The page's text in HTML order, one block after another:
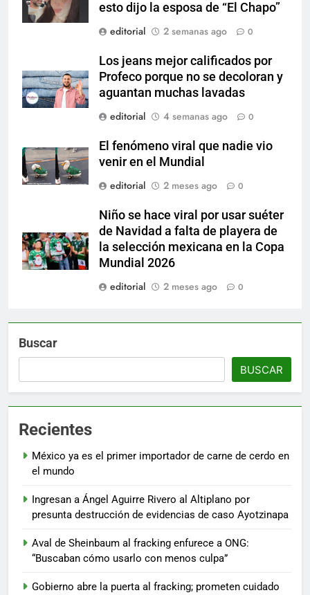
esto dijo la esposa de “El Chapo”
editorial
2 semanas ago 0
Los jeans mejor calificados por
Profeco porque no se decoloran y
aguantan muchas lavadas
editorial
4 semanas ago 0
El fenómeno viral que nadie vio
venir en el Mundial
editorial
2 meses ago 0
Niño se hace viral por usar suéter
de Navidad a falta de playera de
la selección mexicana en la Copa
Mundial 2026
editorial
2 meses ago 0
Buscar
BUSCAR
Recientes
México ya es el primer importador de carne de cerdo en
el mundo
Ingresan a Ángel Aguirre Rivero al Altiplano por
presunta destrucción de evidencias de caso Ayotzinapa
Aval de Sheinbaum al fracking enfurece a ONG:
“Buscaban cómo usarlo con menos culpa”
Gobierno abre la puerta al fracking; prometen cuidado